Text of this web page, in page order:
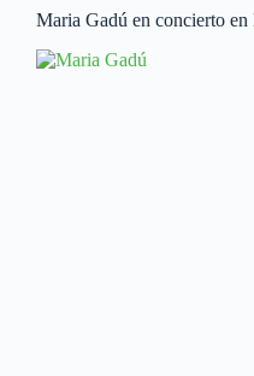
Maria Gadú en concierto en